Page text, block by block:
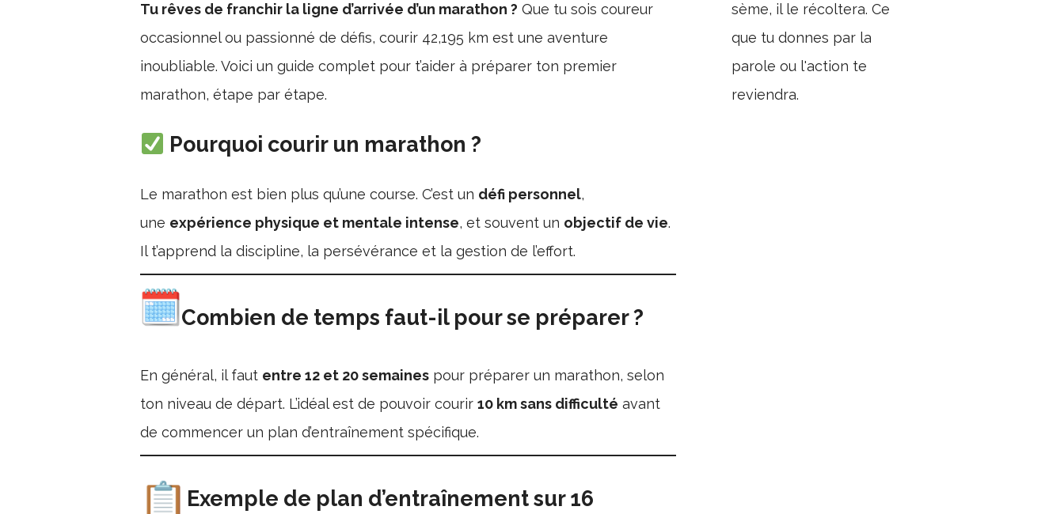
Tu rêves de franchir la ligne d’arrivée d’un marathon ? Que tu sois coureur
occasionnel ou passionné de défis, courir 42,195 km est une aventure
inoubliable. Voici un guide complet pour t’aider à préparer ton premier
marathon, étape par étape.
Pourquoi courir un marathon ?
Le marathon est bien plus qu’une course. C’est un défi personnel,
une expérience physique et mentale intense, et souvent un objectif de vie.
Il t’apprend la discipline, la persévérance et la gestion de l’effort.
Combien de temps faut-il pour se préparer ?
En général, il faut entre 12 et 20 semaines pour préparer un marathon, selon
ton niveau de départ. L’idéal est de pouvoir courir 10 km sans difficulté avant
de commencer un plan d’entraînement spécifique.
Exemple de plan d’entraînement sur 16
sème, il le récoltera. Ce
que tu donnes par la
parole ou l'action te
reviendra.